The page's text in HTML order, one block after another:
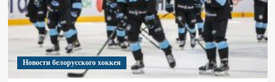
Новости белорусского хоккея